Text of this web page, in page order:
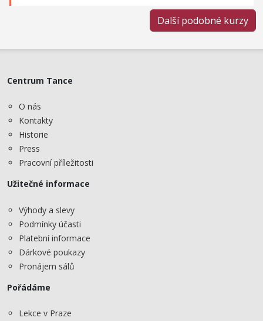
Další podobné kurzy
Centrum Tance
O nás
Kontakty
Historie
Press
Pracovní příležitosti
Užitečné informace
Výhody a slevy
Podmínky účasti
Platební informace
Dárkové poukazy
Pronájem sálů
Pořádáme
Lekce v Praze